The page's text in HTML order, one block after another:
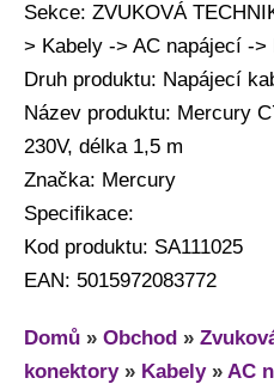
Sekce: ZVUKOVÁ
> Kabely -> AC napájecí ->
Druh produktu: Napájecí
Název produktu: Mercury
230V, délka 1,5 m
Značka: Mercury
Specifikace:
Kod produktu: SA111025
EAN: 5015972083772
Domů » Obchod »
konektory» Kabely» AC